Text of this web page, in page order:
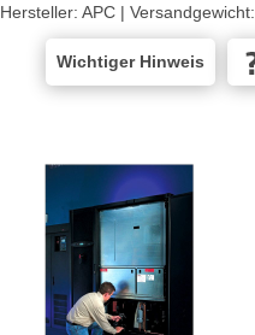
Hersteller: APC | Versandgewicht:
Wichtiger Hinweis